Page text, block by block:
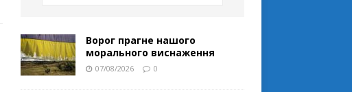
Ворог прагне нашого
морального виснаження
07/08/2026 0